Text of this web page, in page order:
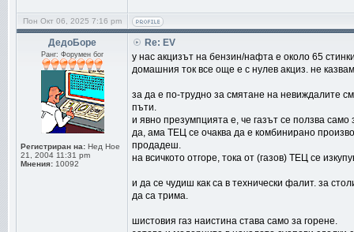
Пон Окт 06, 2025 7:16 pm
ДедоБоре
Ранг: Форумен бог
Регистриран на: Нед Ное
21, 2004 11:31 pm
Мнения: 10092
Re: EV
у нас акцизът на бензин/нафта е около 65
домашния ток все още е с нулев акциз. не
за да е по-трудно за смятане на невиждалите
пъти.
и явно презумпцията е, че газът се ползва
да, ама ТЕЦ се очаква да е комбинирано
продадеш.
на всичкото отгоре, тока от (газов) ТЕЦ се
и да се чудиш как са в технически фалит. за
да са трима.
шистовия газ наистина става само за горене.